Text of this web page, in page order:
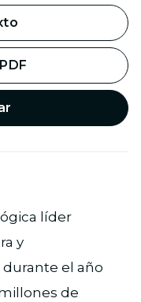
líder
y
el año
de